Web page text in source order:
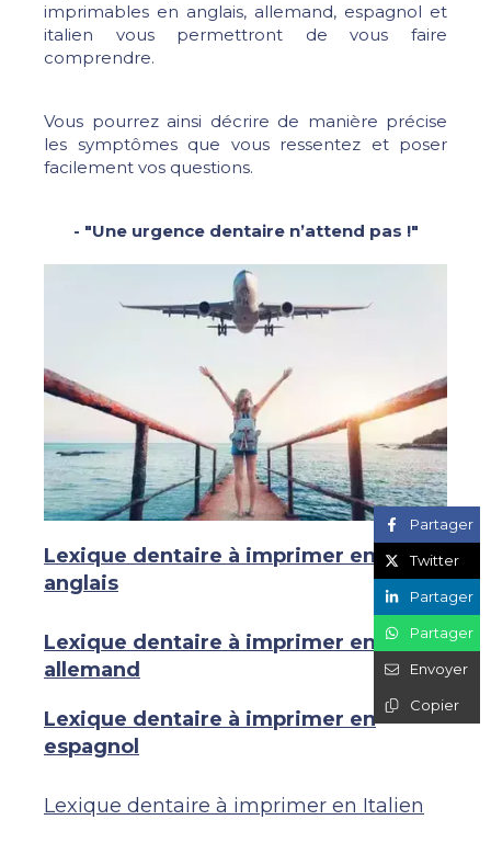
imprimables en anglais, allemand, espagnol et
italien vous permettront de vous faire
comprendre.
Vous pourrez ainsi décrire de manière précise
les symptômes que vous ressentez et poser
facilement vos questions.
- "Une urgence dentaire n’attend pas !"
Lexique dentaire à imprimer en
anglais
Lexique dentaire à imprimer en
allemand
Lexique dentaire à imprimer en
espagnol
Lexique dentaire à imprimer en Italien
Partager
Twitter
Partager
Partager
Envoyer
Copier